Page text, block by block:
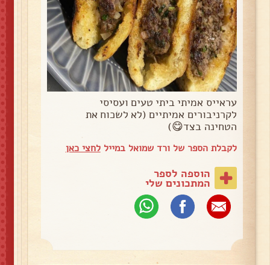
עראייס אמיתי ביתי טעים ועסיסי
לקרניבורים אמיתיים (לא לשכוח את
הטחינה בצד😋)
לקבלת הספר של ורד שמואל במייללחצי כאן
הוספה לספר
המתכונים שלי